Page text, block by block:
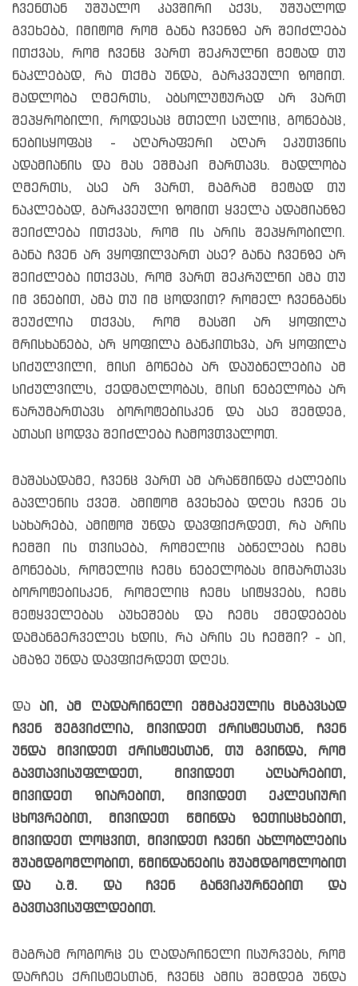
ჩვენთან უშუალო კავშირი აქვს, უშუალოდ
გვეხება, იმიტომ რომ განა ჩვენზე არ შეიძლება
ითქვას, რომ ჩვენც ვართ შეკრულნი მეტად თუ
ნაკლებად, რა თქმა უნდა, გარკვეული ზომით.
მადლობა ღმერთს, აბსოლუტურად არ ვართ
შეპყრობილი, როდესაც მთელი სულიც, გონებაც,
ნებისყოფაც - აღარაფერი აღარ ეკუთვნის
ადამიანის და მას ეშმაკი მართავს. მადლობა
ღმერთს, ასე არ ვართ, მაგრამ მეტად თუ
ნაკლებად, გარკვეული ზომით ყველა ადამიანზე
შეიძლება ითქვას, რომ ის არის შეპყრობილი.
განა ჩვენ არ ვყოფილვართ ასე? განა ჩვენზე არ
შეიძლება ითქვას, რომ ვართ შეკრულნი ამა თუ
იმ ვნებით, ამა თუ იმ ცოდვით? რომელ ჩვენგანს
შეუძლია თქვას, რომ მასში არ ყოფილა
მრისხანება, არ ყოფილა განკითხვა, არ ყოფილა
სიძულვილი, მისი გონება არ დაუბნელებია ამ
სიძულვილს, ქედმაღლობას, მისი ნებელობა არ
წარუმართავს ბოროტებისკენ და ასე შემდეგ,
ათასი ცოდვა შეიძლება ჩამოვთვალოთ.
მაშასადამე, ჩვენც ვართ ამ არაწმინდა ძალების
გავლენის ქვეშ. ამიტომ გვეხება დღეს ჩვენ ეს
სახარება, ამიტომ უნდა დავფიქრდეთ, რა არის
ჩემში ის თვისება, რომელიც აბნელებს ჩემს
გონებას, რომელიც ჩემს ნებელობას მიმართავს
ბოროტებისკენ, რომელიც ჩემს სიტყვებს, ჩემს
მეტყველებას აუხეშებს და ჩემს ქმედებებს
დამანგერველეს ხდის, რა არის ეს ჩემში? - აი,
ამაზე უნდა დავფიქრდეთ დღეს.
და აი, ამ ღადარინელი ეშმაკეულის მსგავსად
ჩვენ შეგვიძლია, მივიდეთ ქრისტესთან, ჩვენ
უნდა მივიდეთ ქრისტესთან, თუ გვინდა, რომ
გავთავისუფლდეთ, მივიდეთ აღსარებით,
მივიდეთ ზიარებით, მივიდეთ ეკლესიური
ცხოვრებით, მივიდეთ წმინდა ზეთისცხებით,
მივიდეთ ლოცვით, მივიდეთ ჩვენი ახლობლების
შუამდგომლობით, წმინდანების შუამდგომლობით
და ა.შ. და ჩვენ განვიკურნებით და
გავთავისუფლდებით.
მაგრამ როგორც ეს ღადარინელი ისურვებს, რომ
დარჩეს ქრისტესთან, ჩვენც ამის შემდეგ უნდა